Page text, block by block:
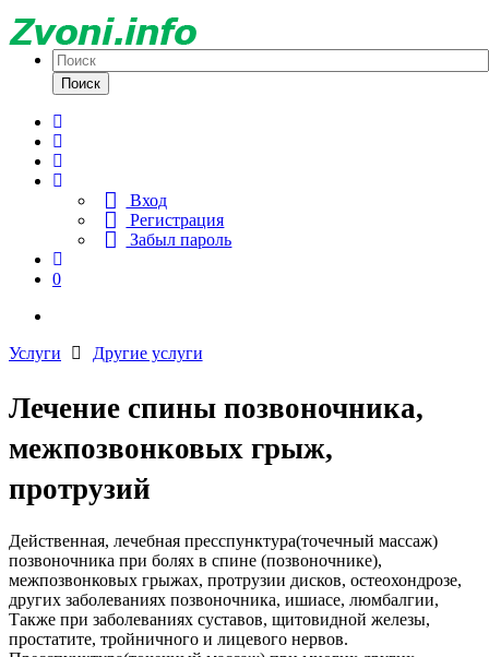
Поиск
Вход
Регистрация
Забыл пароль
0
Услуги Другие услуги
Лечение спины позвоночника,
межпозвонковых грыж,
протрузий
Действенная, лечебная пресспунктура(точечный массаж)
позвоночника при болях в спине (позвоночнике),
межпозвонковых грыжах, протрузии дисков, остеохондрозе,
других заболеваниях позвоночника, ишиасе, люмбалгии,
Также при заболеваниях суставов, щитовидной железы,
простатите, тройничного и лицевого нервов.